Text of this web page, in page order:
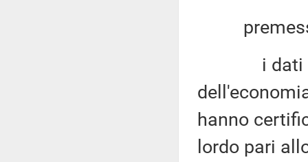
i dati
hanno
lordo pari